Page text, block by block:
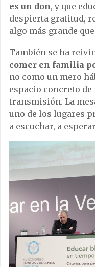
es un don, y que
despierta gratitud,
algo más grande
También se ha
comer en familia
no como un mero
espacio concreto
transmisión. La
uno de los lugares
a escuchar, a